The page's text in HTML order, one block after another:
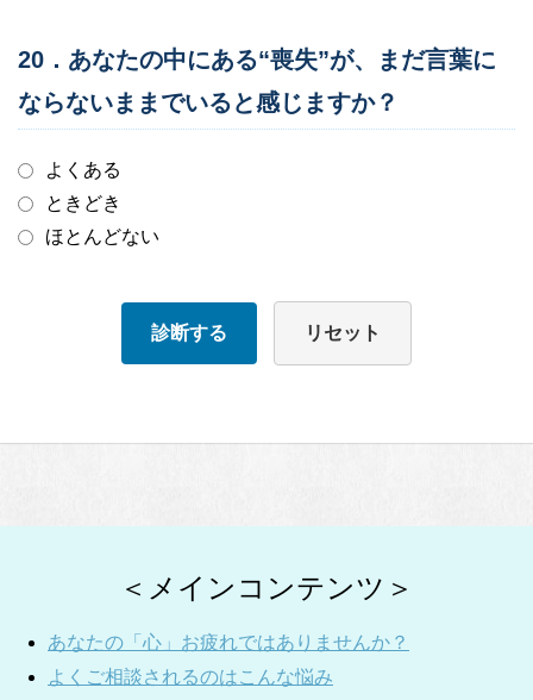
20．あなたの中にある“喪失”が、まだ言葉に
ならないままでいると感じますか？
よくある
ときどき
ほとんどない
診断する リセット
＜メインコンテンツ＞
あなたの「心」お疲れではありませんか？
よくご相談されるのはこんな悩み